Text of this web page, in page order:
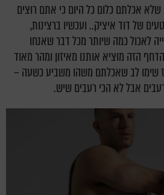
אכלתם כלום כל היום כי אתם רוצים
של דוד איציק.. ועכשיו ברצינות,
לאכול כמה שיותר מכל דבר שאנחו
הזה מוציא אותנו מאיזון ומהר מאוד
שימו לב שאכלתם משהו משביע כשעה –
אבל לא הכי רעבים שיש.